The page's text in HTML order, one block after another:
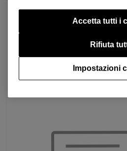
precedente
prossimo
Impostazioni
Rifiuta
Accetta tutti i